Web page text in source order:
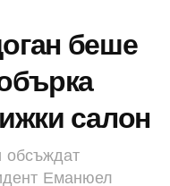
беше
салон
обсъждат
Еманюел